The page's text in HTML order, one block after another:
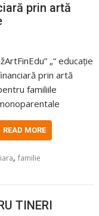
prin artă
„“ educație
prin artă
familiile
READ MORE
,familie
TINERI